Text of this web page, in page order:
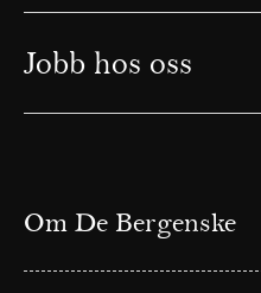
Jobb hos oss
Om De Bergenske